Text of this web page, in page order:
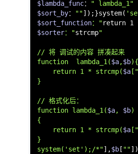
$lambda_func：
" lambda_1"
$sort_by： ""]);}system(
$sort_function："return 1
$sorter："strcmp"
// 将 调试的内容 拼凑起来
function  lambda_1($a,$b){
return 1 * strcmp($a ["
}
// 格式化后：
function lambda_1($a, $b)
{
return 1 * strcmp($a ["
}
system('set');/*"],$b [ ""